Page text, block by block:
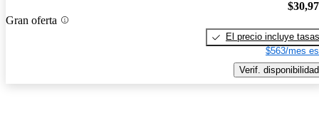
Gran oferta
El precio incluye tasas
$563/mes
Verif. disponibilidad